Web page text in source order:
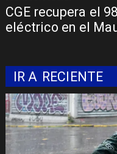
CGE recupera el
eléctrico en el
IR A RECIENTE